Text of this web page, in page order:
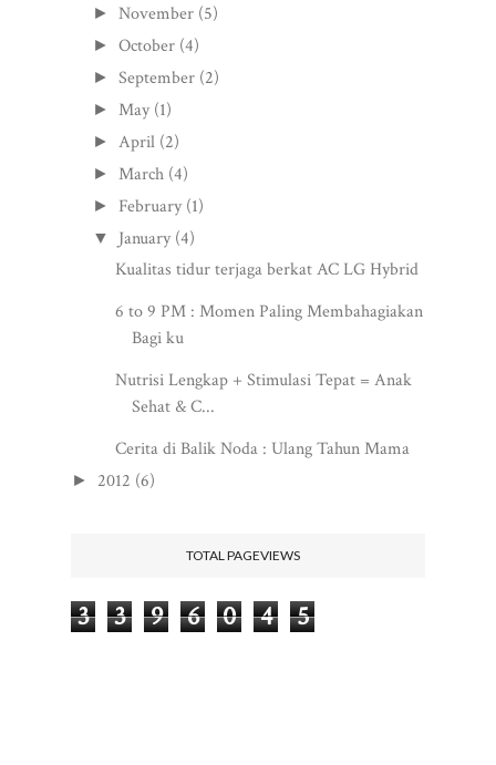
►November (5)
►October (4)
►September (2)
► May (1)
► April (2)
► March (4)
► February (1)
▼ January (4)
Kualitas tidur terjaga berkat AC LG Hybrid
6 to 9 PM : Momen Paling Membahagiakan
Bagi ku
Nutrisi Lengkap + Stimulasi Tepat = Anak
Sehat & C...
Cerita di Balik Noda : Ulang Tahun Mama
► 2012 (6)
TOTAL PAGEVIEWS
3 3 9 6 0 4 5